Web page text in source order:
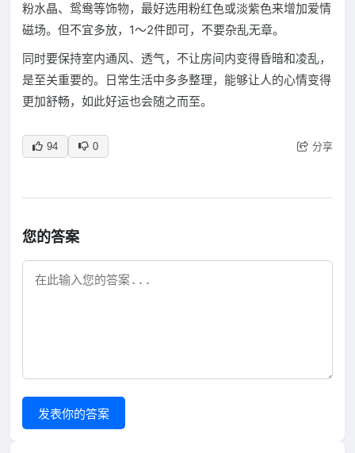
粉水晶、鸳鸯等饰物，最好选用粉红色或淡紫色来增加爱情
磁场。但不宜多放，1～2件即可，不要杂乱无章。
同时要保持室内通风、透气，不让房间内变得昏暗和凌乱，
是至关重要的。日常生活中多多整理，能够让人的心情变得
更加舒畅，如此好运也会随之而至。
94 0 分享
您的答案
发表你的答案